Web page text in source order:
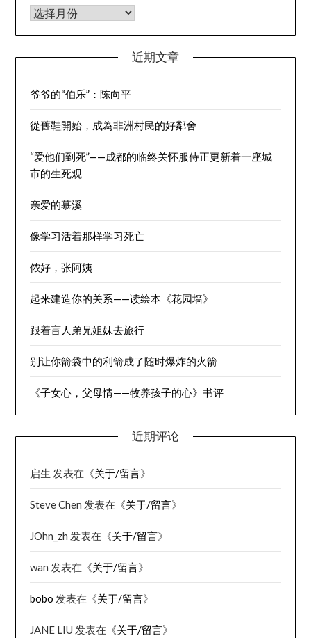
归档
近期文章
爷爷的“伯乐”：陈向平
從舊鞋開始，成為非洲村民的好鄰舍
“爱他们到死”——成都的临终关怀服侍正更新着一座城
市的生死观
亲爱的慕溪
像学习活着那样学习死亡
侬好，张阿姨
起来建造你的关系——读绘本《花园墙》
跟着盲人弟兄姐妹去旅行
别让你箭袋中的利箭成了随时爆炸的火箭
《子女心，父母情——牧养孩子的心》书评
近期评论
启生 发表在《关于/留言》
Steve Chen 发表在《关于/留言》
JOhn_zh 发表在《关于/留言》
wan 发表在《关于/留言》
bobo 发表在《关于/留言》
JANE LIU 发表在《关于/留言》